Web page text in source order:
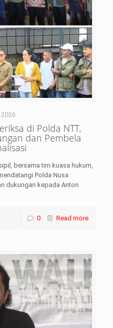
2026
di Polda NTT,
dan Pembela
bersama tim kuasa hukum,
Polda Nusa
dukungan kepada Anton
0 Read more